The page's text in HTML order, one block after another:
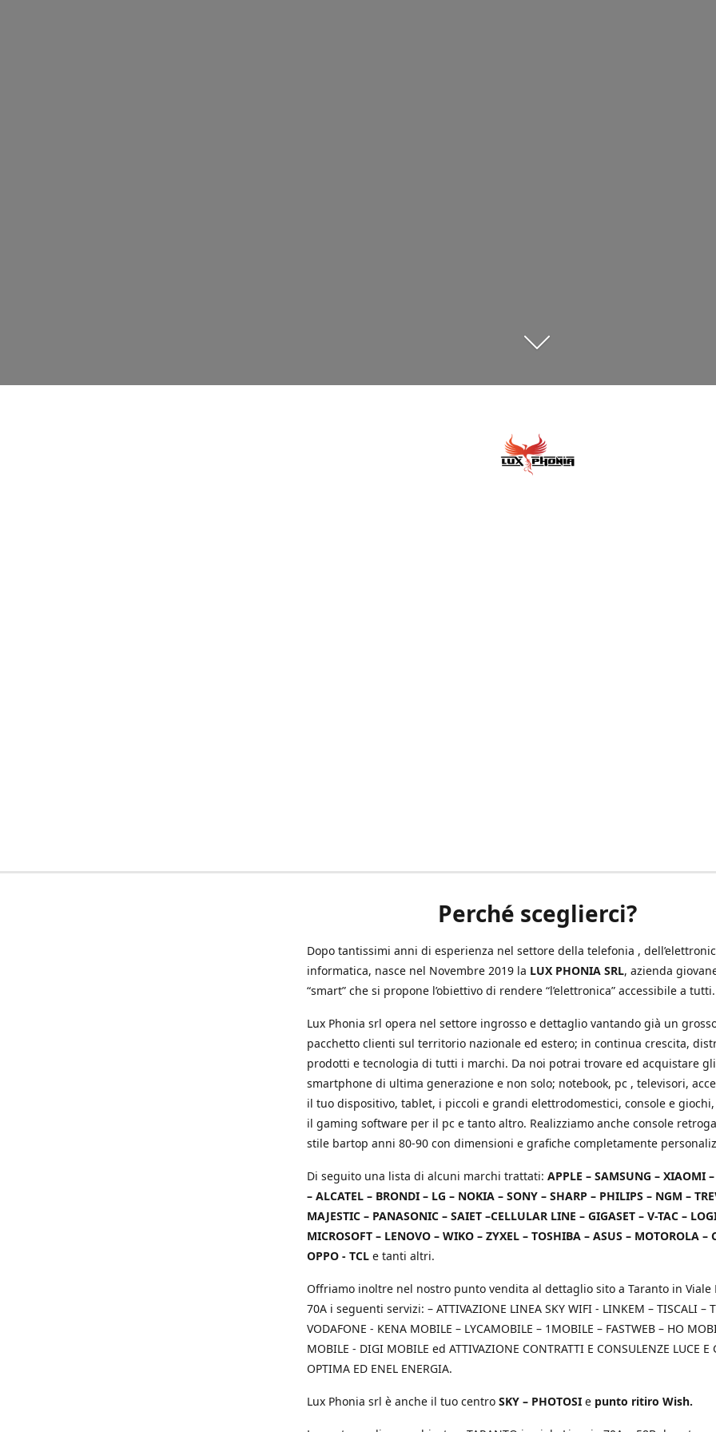
Perché sceglierci?
Dopo tantissimi anni di esperienza nel settore della telefonia ,
informatica, nasce nel Novembre 2019 la LUX PHONIA SRL, azienda
“smart” che si propone l’obiettivo di rendere “l’elettronica” accessibile a tutti.
Lux Phonia srl opera nel settore ingrosso e dettaglio vantando già un
pacchetto clienti sul territorio nazionale ed estero; in continua crescita,
prodotti e tecnologia di tutti i marchi. Da noi potrai trovare ed acquistare gli
smartphone di ultima generazione e non solo; notebook, pc , televisori,
il tuo dispositivo, tablet, i piccoli e grandi elettrodomestici, console e
il gaming software per il pc e tanto altro. Realizziamo anche console
stile bartop anni 80-90 con dimensioni e grafiche completamente
Di seguito una lista di alcuni marchi trattati: APPLE – SAMSUNG – XIAOMI
– ALCATEL – BRONDI – LG – NOKIA – SONY – SHARP – PHILIPS – NGM –
MAJESTIC – PANASONIC – SAIET –CELLULAR LINE – GIGASET – V-TAC –
MICROSOFT – LENOVO – WIKO – ZYXEL – TOSHIBA – ASUS – MOTOROLA –
OPPO - TCL e tanti altri.
Offriamo inoltre nel nostro punto vendita al dettaglio sito a Taranto in Viale
70A i seguenti servizi: – ATTIVAZIONE LINEA SKY WIFI - LINKEM – TISCALI –
VODAFONE - KENA MOBILE – LYCAMOBILE – 1MOBILE – FASTWEB – HO
MOBILE - DIGI MOBILE ed ATTIVAZIONE CONTRATTI E CONSULENZE LUCE E
OPTIMA ED ENEL ENERGIA.
Lux Phonia srl è anche il tuo centro SKY – PHOTOSI e punto ritiro Wish.